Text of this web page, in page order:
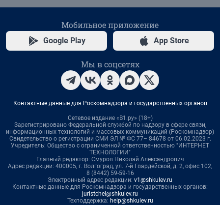
Мобильное приложение
Google Play App Store
Мы в соцсетях
Контактные данные для Роскомнадзора и государственных органов
Сетевое издание «В1.ру» (18+)
Зарегистрировано Федеральной службой по надзору в сфере связи,
информационных технологий и массовых коммуникаций (Роскомнадзор)
Свидетельство о регистрации СМИ ЭЛ № ФС 77– 84678 от 06.02.2023 г.
Учредитель: Общество с ограниченной ответственностью "ИНТЕРНЕТ
ТЕХНОЛОГИИ"
Главный редактор: Смуров Николай Александрович
Адрес редакции: 400005, г. Волгоград, ул. 7-й Гвардейской, д. 2, офис 102,
8 (8442) 59-59-16
Электронный адрес редакции: v1@shkulev.ru
Контактные данные для Роскомнадзора и государственных органов:
juristchel@shkulev.ru
Техподдержка: help@shkulev.ru